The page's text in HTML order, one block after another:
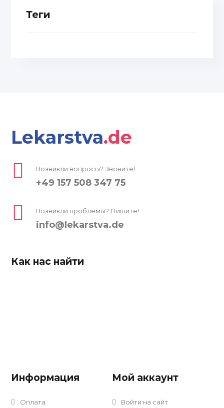
Теги
Lekarstva.de
Возникли вопросы? Звоните!
+49 157 508 347 75
Возникли проблемы? Пишите!
info@lekarstva.de
Как нас найти
Информация
Оплата
Мой аккаунт
Войти на сайт